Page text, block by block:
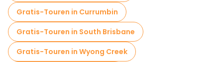
Gratis-Touren in Currumbin
Gratis-Touren in South Brisbane
Gratis-Touren in Wyong Creek